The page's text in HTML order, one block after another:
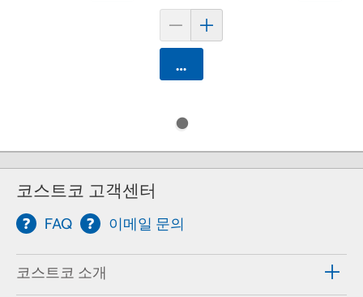
카트에 담기
코스트코 고객센터
FAQ 이메일 문의
코스트코 소개